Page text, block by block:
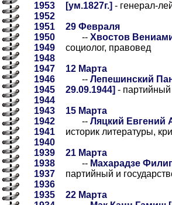
1953
1952
1951
1950
1949
1948
1947
1946
1945
1944
1943
1942
1941
1940
1939
1938
1937
1936
1935
[ум.1827г.] - генерал-
29 Февраля
-- Хвостов
социолог, правовед
12 Марта
-- Лепешинский
29.09.1944] - партийный
15 Марта
-- Ляцкий Евгений
историк литературы,
21 Марта
-- Махарадзе
партийный и
22 Марта